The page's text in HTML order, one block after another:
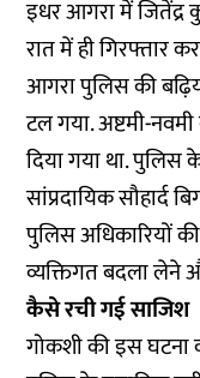
इधर आगरा में जितेंद्र
रात में ही गिरफ्तार
आगरा पुलिस की
टल गया. अष्टमी-
दिया गया था.
सांप्रदायिक सौहार्द
पुलिस अधिकारियों
व्यक्तिगत बदला लेने
कैसे रची गई साजिश
गोकशी की इस घटना